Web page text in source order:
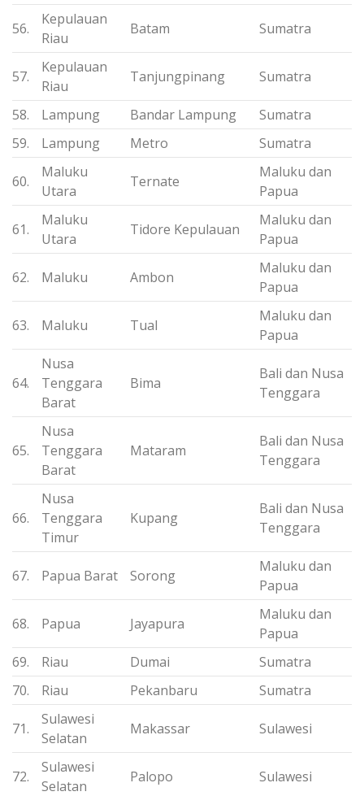
56.
Kepulauan
Riau
Batam Sumatra
57.
Kepulauan
Riau
Tanjungpinang Sumatra
58. Lampung Bandar Lampung
Sumatra
59.
Lampung Metro Sumatra
60.
Maluku
Utara
Ternate
Maluku dan
Papua
61.
Maluku
Utara
Tidore Kepulauan
Maluku dan
Papua
62. Maluku Ambon
Maluku dan
Papua
63. Maluku Tual
Maluku dan
Papua
64.
Nusa
Tenggara
Barat
Bima
Bali dan Nusa
Tenggara
65.
Nusa
Tenggara
Barat
Mataram
Bali dan Nusa
Tenggara
66.
Nusa
Tenggara
Timur
Kupang
Bali dan Nusa
Tenggara
67. Papua Barat Sorong
Maluku dan
Papua
68. Papua Jayapura
Maluku dan
Papua
69.
Riau Dumai
Sumatra
70.
Riau Pekanbaru Sumatra
71.
Sulawesi
Selatan
Makassar Sulawesi
72.
Sulawesi
Selatan
Palopo Sulawesi